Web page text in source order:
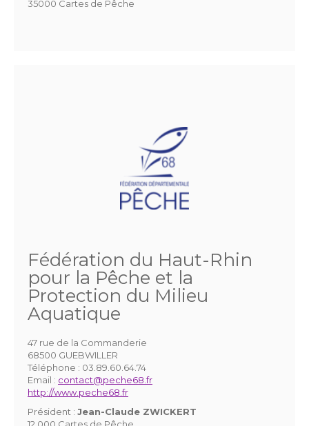
35000 Cartes de Pêche
Fédération du Haut-Rhin
pour la Pêche et la
Protection du Milieu
Aquatique
47 rue de la Commanderie
68500 GUEBWILLER
Téléphone : 03.89.60.64.74
Email : contact@peche68.fr
http://www.peche68.fr
Président : Jean-Claude ZWICKERT
12 000 Cartes de Pêche